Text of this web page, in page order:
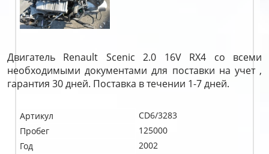
Двигатель Renault Scenic 2.0 16V RX4 со всеми
необходимыми документами для поставки на учет ,
гарантия 30 дней. Поставка в течении 1-7 дней.
Артикул
CD6/3283
Пробег
125000
Год
2002